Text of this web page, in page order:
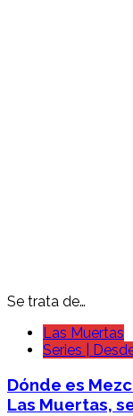
Se trata de…
Las Muertas
Series |
Dónde es
Las Muertas,